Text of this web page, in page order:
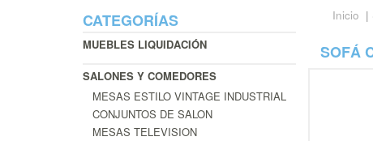
CATEGORÍAS
MUEBLES LIQUIDACIÓN
SALONES Y COMEDORES
MESAS ESTILO VINTAGE INDUSTRIAL
CONJUNTOS DE SALON
MESAS TELEVISION
Inicio |
SOFÁ